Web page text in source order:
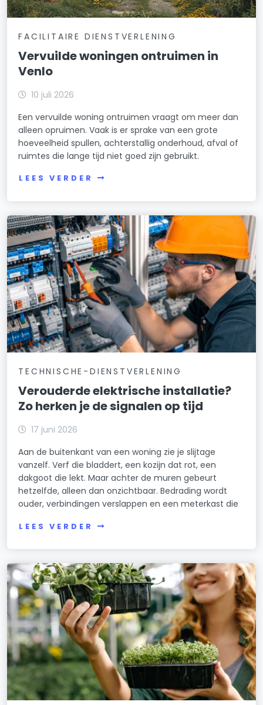
FACILITAIRE DIENSTVERLENING
Vervuilde woningen ontruimen in
Venlo
10 juli 2026
Een vervuilde woning ontruimen vraagt om meer dan
alleen opruimen. Vaak is er sprake van een grote
hoeveelheid spullen, achterstallig onderhoud, afval of
ruimtes die lange tijd niet goed zijn gebruikt.
LEES VERDER
TECHNISCHE-DIENSTVERLENING
Verouderde elektrische installatie?
Zo herken je de signalen op tijd
17 juni 2026
Aan de buitenkant van een woning zie je slijtage
vanzelf. Verf die bladdert, een kozijn dat rot, een
dakgoot die lekt. Maar achter de muren gebeurt
hetzelfde, alleen dan onzichtbaar. Bedrading wordt
ouder, verbindingen verslappen en een meterkast die
LEES VERDER